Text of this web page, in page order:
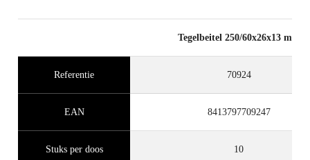
Tegelbeitel 250/60x26x13 mm
Referentie 70924
EAN 8413797709247
Stuks per doos 10